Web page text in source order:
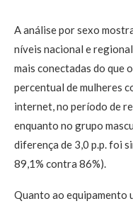
A análise por sexo
níveis nacional e
mais conectadas do que
percentual de mulheres
internet, no período de
enquanto no grupo
diferença de 3,0 p.p. foi
89,1% contra 86%).
Quanto ao equipamento